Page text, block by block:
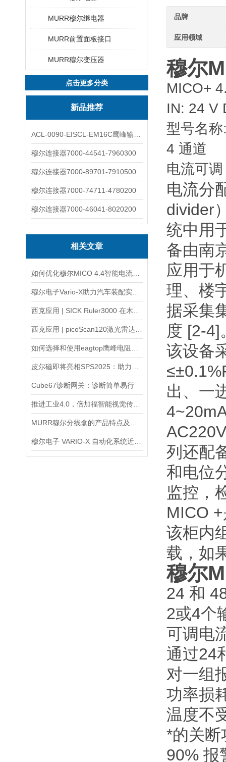
MURR穆尔继电器
MURR前置面板接口
MURR穆尔变压器
点击更多分类
新品推荐
穆尔连接器7000-44541-7960300
穆尔连接器7000-89701-7910500
穆尔连接器7000-74711-4780200
穆尔连接器7000-46041-8020200
相关文章
Cube67诊断网关：诊断简单易行
品牌
应用领域
穆尔
MICO+
IN: 24 V
型号名
4 通道
电流可
电流分
divider
统中用
备由南
应用于
理、楼
据采集
度 [2-4]
该设备
出、一
列还配
和电位
监控，
MICO
该柜内
载，如
穆尔
24 和
2或4个
可调电
通过24
对一组
功率损
温度不
*的关断
90% 报